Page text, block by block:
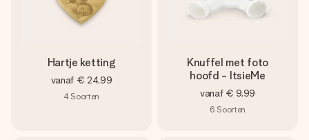
Hartje ketting
vanaf € 24,99
4 Soorten
Knuffel met foto
hoofd - ItsieMe
vanaf € 9,99
6 Soorten